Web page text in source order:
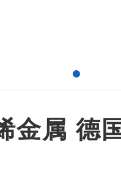
金属 德